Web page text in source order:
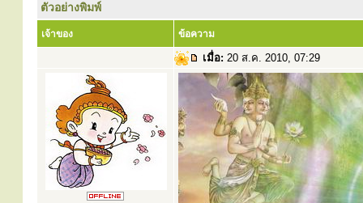
ตัวอย่างพิมพ์
เจ้าของ ข้อความ
เมื่อ: 20 ส.ค. 2010, 07:29